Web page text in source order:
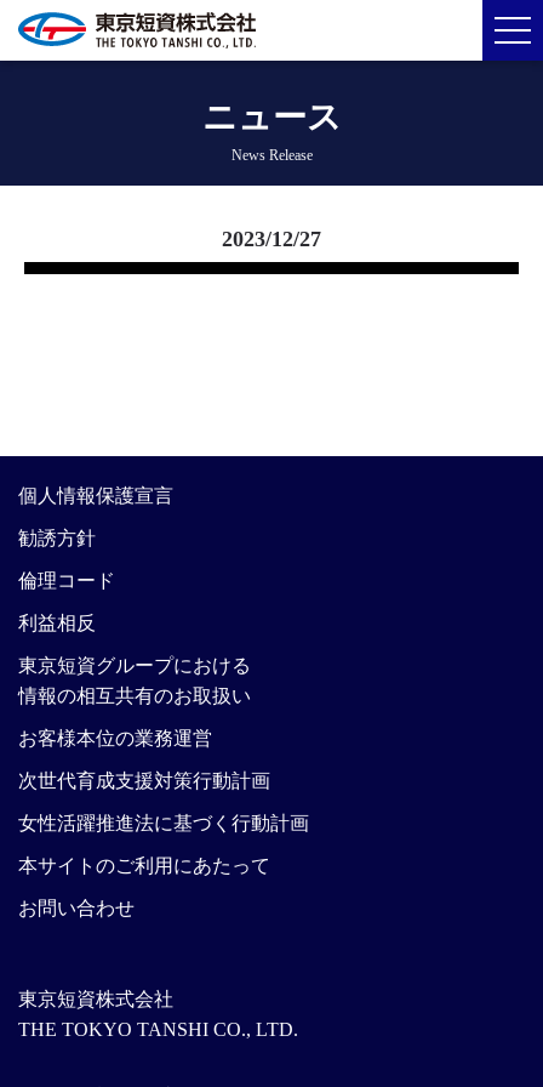
ニュース
News Release
2023/12/27
東京短資株式会社
THE TOKYO TANSHI CO., LTD.
個人情報保護宣言
勧誘方針
倫理コード
利益相反
東京短資グループにおける
情報の相互共有のお取扱い
お客様本位の業務運営
次世代育成支援対策行動計画
女性活躍推進法に基づく行動計画
本サイトのご利用にあたって
お問い合わせ